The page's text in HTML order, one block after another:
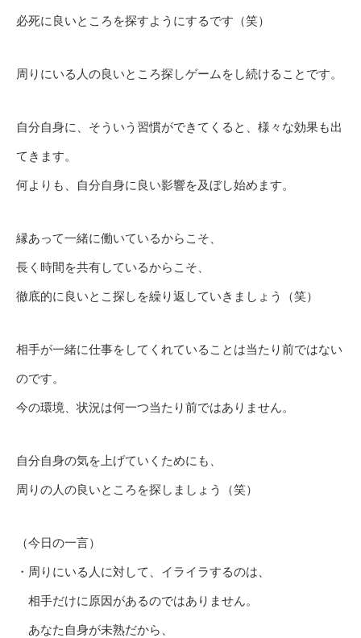
必死に良いところを探すようにするです（笑）
周りにいる人の良いところ探しゲームをし続けることです。
自分自身に、そういう習慣ができてくると、様々な効果も出
てきます。
何よりも、自分自身に良い影響を及ぼし始めます。
縁あって一緒に働いているからこそ、
長く時間を共有しているからこそ、
徹底的に良いとこ探しを繰り返していきましょう（笑）
相手が一緒に仕事をしてくれていることは当たり前ではない
のです。
今の環境、状況は何一つ当たり前ではありません。
自分自身の気を上げていくためにも、
周りの人の良いところを探しましょう（笑）
（今日の一言）
・周りにいる人に対して、イライラするのは、
相手だけに原因があるのではありません。
あなた自身が未熟だから、